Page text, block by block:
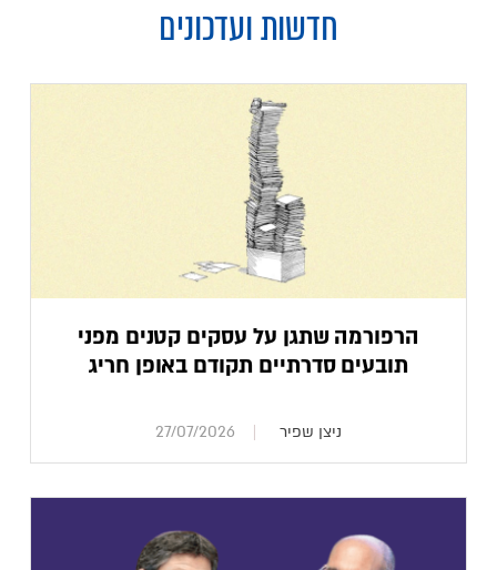
חדשות ועדכונים
הרפורמה שתגן על עסקים קטנים מפני
תובעים סדרתיים תקודם באופן חריג
ניצן שפיר 27/07/2026